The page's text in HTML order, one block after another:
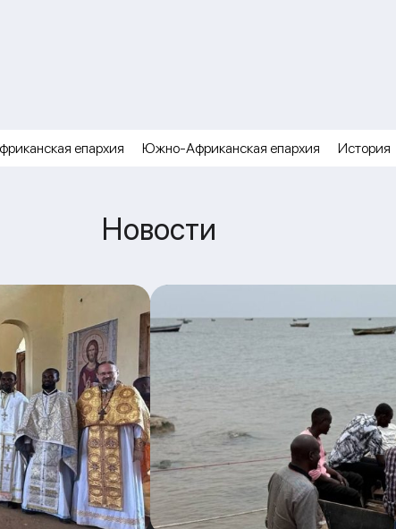
епархия Южно-Африканская епархия История
Новости